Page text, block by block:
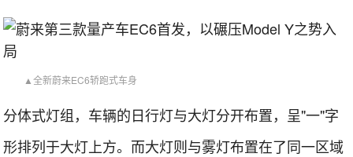
▲全新蔚来EC6轿跑式车身
分体式灯组，车辆的日行灯与大灯分开布置，呈"一"字
形排列于大灯上方。而大灯则与雾灯布置在了同一区域